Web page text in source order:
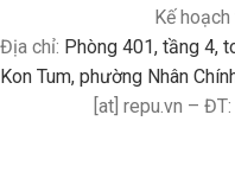
Kế
Địa chỉ: Phòng 401, tầng 4,
Kon Tum, phường Nhân
[at] repu.vn – ĐT: